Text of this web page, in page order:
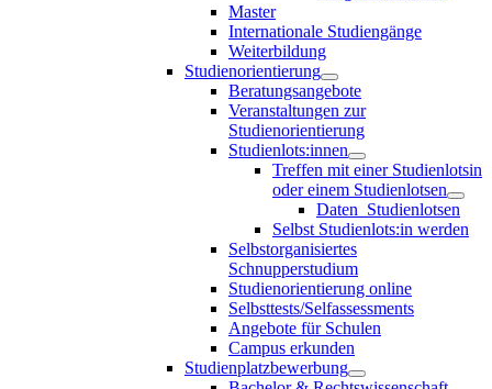
Master
Internationale Studiengänge
Weiterbildung
Studienorientierung
Beratungsangebote
Veranstaltungen zur
Studienorientierung
Studienlots:innen
Treffen mit einer Studienlotsin
oder einem Studienlotsen
Daten_Studienlotsen
Selbst Studienlots:in werden
Selbstorganisiertes
Schnupperstudium
Studienorientierung online
Selbsttests/Selfassessments
Angebote für Schulen
Campus erkunden
Studienplatzbewerbung